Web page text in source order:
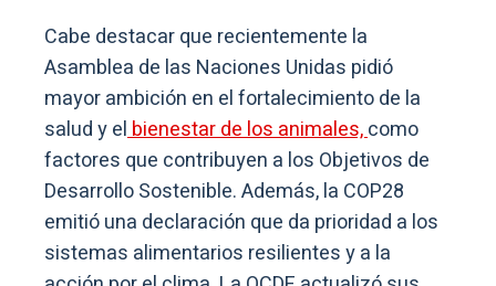
Cabe destacar que recientemente la
Asamblea de las Naciones Unidas pidió
mayor ambición en el fortalecimiento de la
salud y elbienestar de los animales,como
factores que contribuyen a los Objetivos de
Desarrollo Sostenible. Además, la COP28
emitió una declaración que da prioridad a los
sistemas alimentarios resilientes y a la